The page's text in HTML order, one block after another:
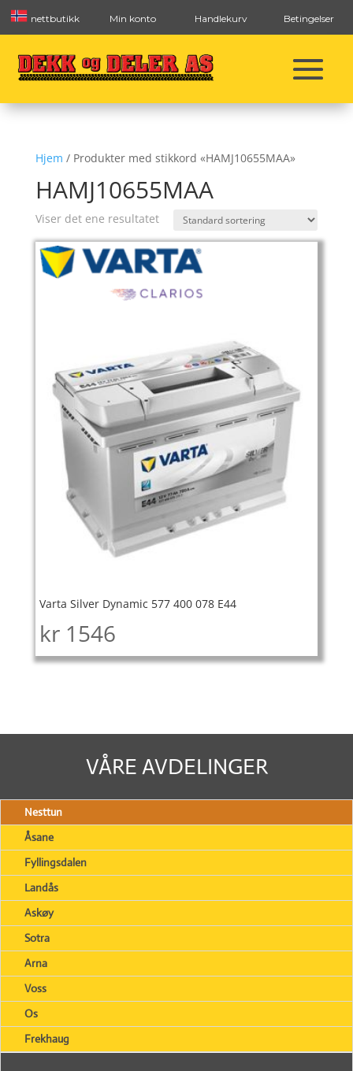
nettbutikk Min konto Handlekurv Betingelser
Hjem / Produkter med stikkord «HAMJ10655MAA»
HAMJ10655MAA
Viser det ene resultatet
Varta Silver Dynamic 577 400 078 E44
kr 1546
VÅRE AVDELINGER
Nesttun
Åsane
Fyllingsdalen
Landås
Askøy
Sotra
Arna
Voss
Os
Frekhaug